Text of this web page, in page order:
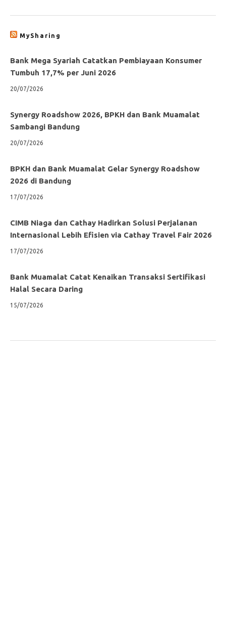
MySharing
Bank Mega Syariah Catatkan Pembiayaan Konsumer
Tumbuh 17,7% per Juni 2026
20/07/2026
Synergy Roadshow 2026, BPKH dan Bank Muamalat
Sambangi Bandung
20/07/2026
BPKH dan Bank Muamalat Gelar Synergy Roadshow
2026 di Bandung
17/07/2026
CIMB Niaga dan Cathay Hadirkan Solusi Perjalanan
Internasional Lebih Efisien via Cathay Travel Fair 2026
17/07/2026
Bank Muamalat Catat Kenaikan Transaksi Sertifikasi
Halal Secara Daring
15/07/2026